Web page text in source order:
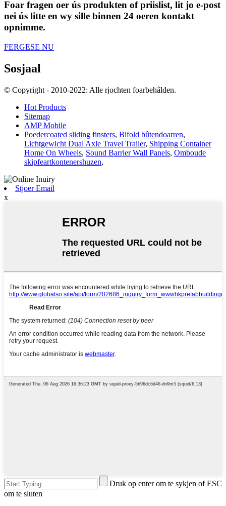
Foar fragen oer ús produkten of priislist, lit jo e-post
nei ús litte en wy sille binnen 24 oeren kontakt
opnimme.
FERGESE NU
Sosjaal
© Copyright - 2010-2022: Alle rjochten foarbehâlden.
Hot Products
Sitemap
AMP Mobile
Poedercoated sliding finsters, Bifold bûtendoarren,
Lichtgewicht Dual Axle Travel Trailer, Shipping Container
Home On Wheels, Sound Barrier Wall Panels, Omboude
skipfeartkontenershuzen,
Stjoer Email
x
Druk op enter om te sykjen of ESC
om te sluten